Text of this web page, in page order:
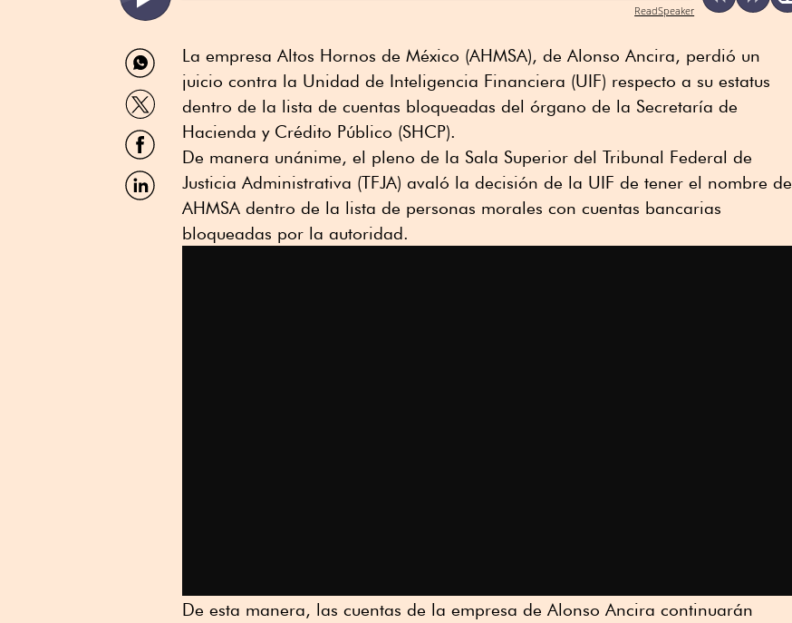
ReadSpeaker
Compartir
por
WhatsApp
Compartir
por
Twitter
Compartir
por
Facebook
Compartir
por
La empresa Altos Hornos de México (AHMSA), de Alonso Ancira, perdió un
juicio contra la Unidad de Inteligencia Financiera (UIF) respecto a su estatus
dentro de la lista de cuentas bloqueadas del órgano de la Secretaría de
Hacienda y Crédito Público (SHCP).
De manera unánime, el pleno de la Sala Superior del Tribunal Federal de
Justicia Administrativa (TFJA) avaló la decisión de la UIF de tener el nombre de
AHMSA dentro de la lista de personas morales con cuentas bancarias
bloqueadas por la autoridad.
De esta manera, las cuentas de la empresa de Alonso Ancira continuarán